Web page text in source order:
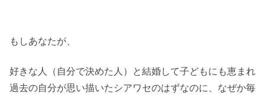
もしあなたが、
好きな人（自分で決めた人）と結婚して子どもにも恵まれ
過去の自分が思い描いたシアワセのはずなのに、なぜか毎